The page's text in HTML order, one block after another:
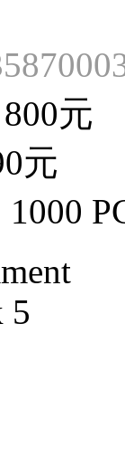
元
元